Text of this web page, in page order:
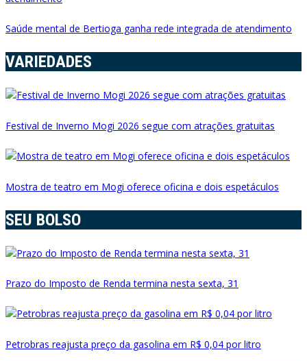
Saúde mental de Bertioga ganha rede integrada de atendimento
VARIEDADES
Festival de Inverno Mogi 2026 segue com atrações gratuitas
Mostra de teatro em Mogi oferece oficina e dois espetáculos
SEU BOLSO
Prazo do Imposto de Renda termina nesta sexta, 31
Petrobras reajusta preço da gasolina em R$ 0,04 por litro